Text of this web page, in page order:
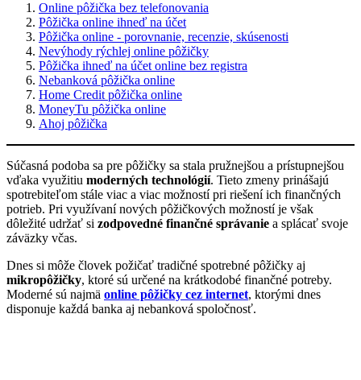
Online pôžička bez telefonovania
Pôžička online ihneď na účet
Pôžička online - porovnanie, recenzie, skúsenosti
Nevýhody rýchlej online pôžičky
Pôžička ihneď na účet online bez registra
Nebanková pôžička online
Home Credit pôžička online
MoneyTu pôžička online
Ahoj pôžička
Súčasná podoba sa pre pôžičky sa stala pružnejšou a prístupnejšou
vďaka využitiu moderných technológií. Tieto zmeny prinášajú
spotrebiteľom stále viac a viac možností pri riešení ich finančných
potrieb. Pri využívaní nových pôžičkových možností je však
dôležité udržať si zodpovedné finančné správanie a splácať svoje
záväzky včas.
Dnes si môže človek požičať tradičné spotrebné pôžičky aj
mikropôžičky, ktoré sú určené na krátkodobé finančné potreby.
Moderné sú najmä online pôžičky cez internet, ktorými dnes
disponuje každá banka aj nebanková spoločnosť.